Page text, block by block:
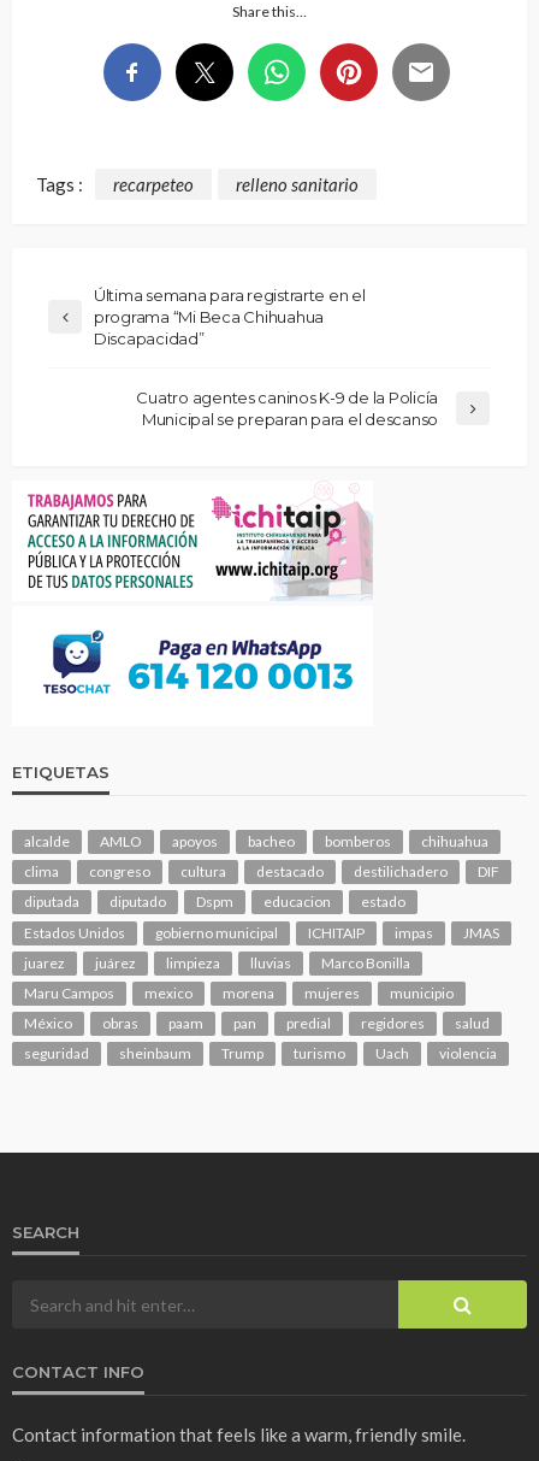
Share this…
Tags : recarpeteo relleno sanitario
Última semana para registrarte en el
programa “Mi Beca Chihuahua
Discapacidad”
Cuatro agentes caninos K-9 de la Policía
Municipal se preparan para el descanso
ETIQUETAS
alcalde AMLO apoyos bacheo bomberos
chihuahua
clima
congreso cultura destacado destilichadero
DIF
diputada
diputado Dspm educacion
estado
Estados Unidos
gobierno municipal ICHITAIP impas
JMAS
juarez
juárez limpieza lluvias
Marco Bonilla
Maru Campos
mexico morena mujeres
municipio
México
obras paam pan predial regidores
salud
seguridad
sheinbaum Trump turismo Uach violencia
SEARCH
CONTACT INFO
Contact information that feels like a warm, friendly smile.